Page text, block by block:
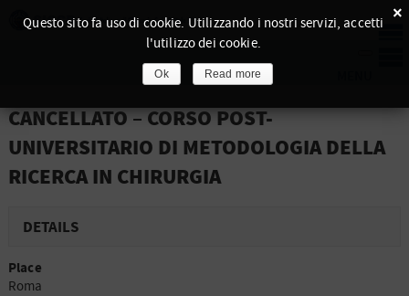
CANCELLATO – CORSO POST-
UNIVERSITARIO DI METODOLOGIA DELLA
RICERCA IN CHIRURGIA
DETAILS
Place
Roma
×
Questo sito fa uso di cookie. Utilizzando i nostri servizi, accetti
l'utilizzo dei cookie.
Ok Read more